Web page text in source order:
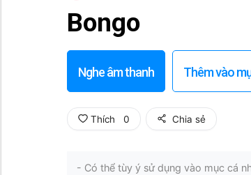
Bongo
Nghe âm thanh Thêm vào
Thích 0 Chia sẻ
- Có thể tùy ý sử dụng vào mục cá